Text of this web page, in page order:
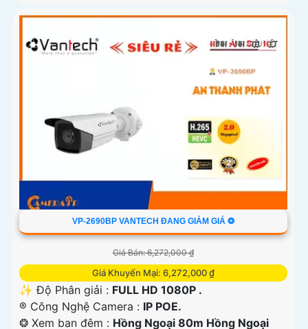
VP-2690BP VANTECH ĐANG GIẢM GIÁ ❂
Giá Bán: 6,272,000 ₫
Giá Khuyến Mại: 6,272,000 ₫
✨ Độ Phân giải : FULL HD 1080P .
®️ Công Nghệ Camera : IP POE.
❂ Xem ban đêm : Hồng Ngoại 80m Hồng Ngoại